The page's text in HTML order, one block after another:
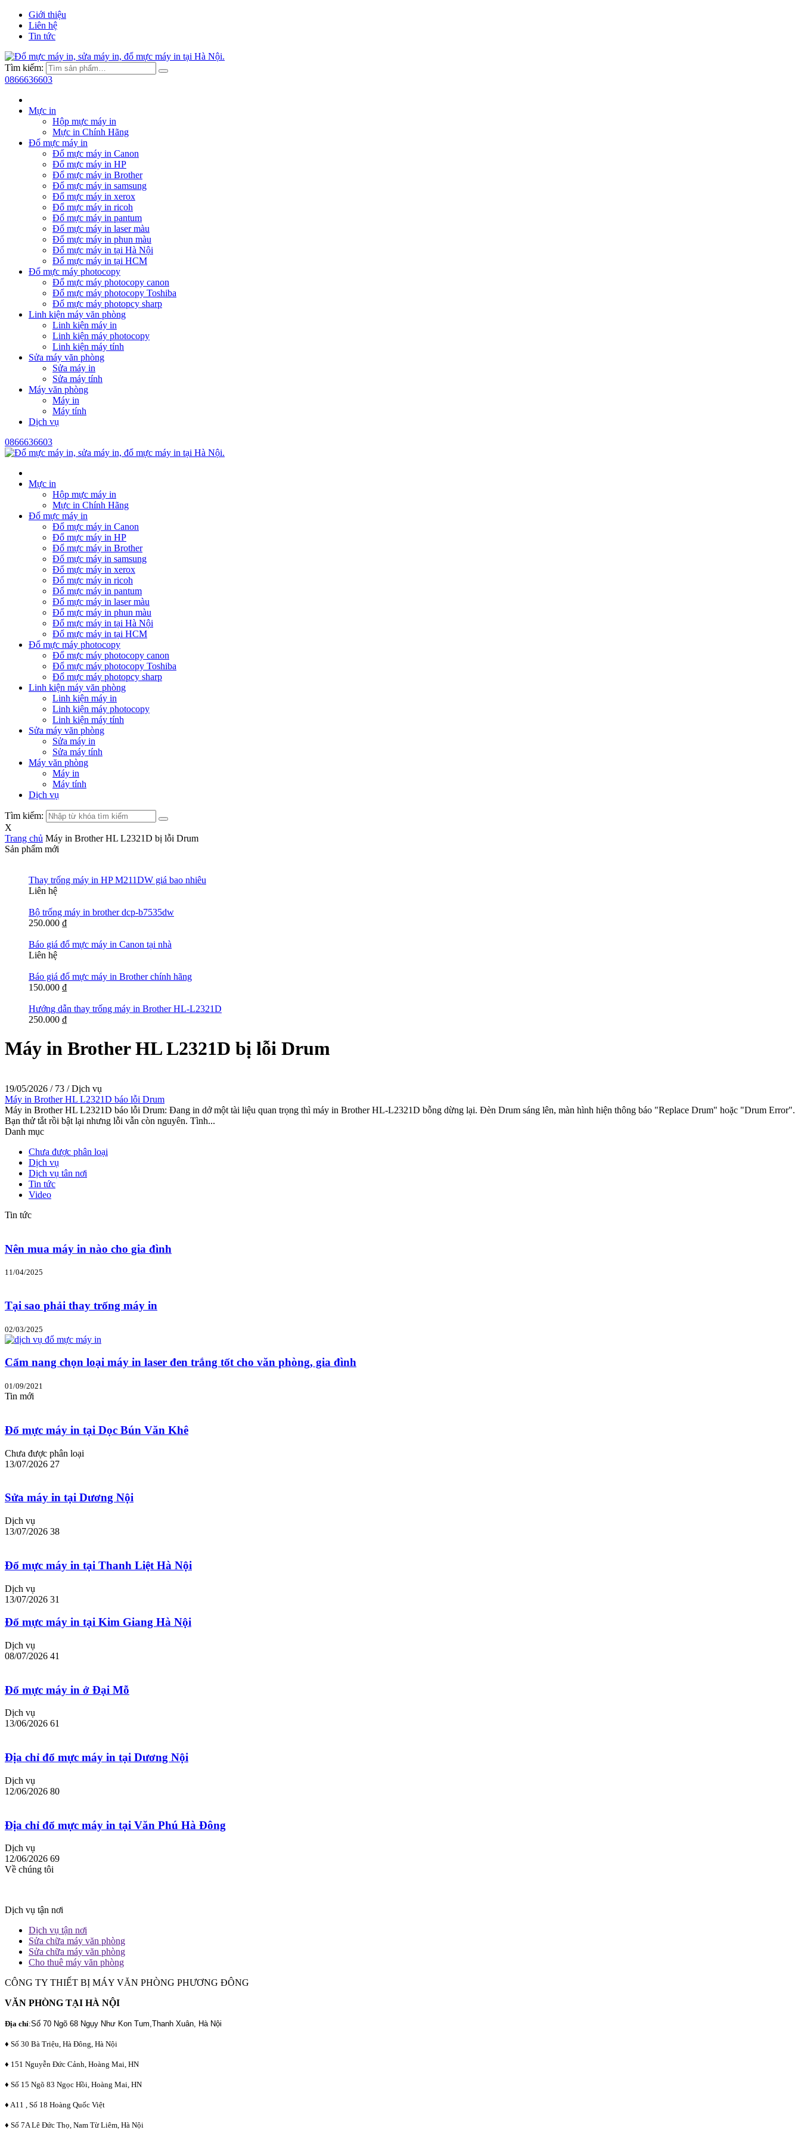
Giới thiệu
Liên hệ
Tin tức
Tìm kiếm:
0866636603
Mực in
Hộp mực máy in
Mực in Chính Hãng
Đổ mực máy in
Đổ mực máy in Canon
Đổ mực máy in HP
Đổ mực máy in Brother
Đổ mực máy in samsung
Đổ mực máy in xerox
Đổ mực máy in ricoh
Đổ mực máy in pantum
Đổ mực máy in laser màu
Đổ mực máy in phun màu
Đổ mực máy in tại Hà Nội
Đổ mực máy in tại HCM
Đổ mực máy photocopy
Đổ mực máy photocopy canon
Đổ mực máy photocopy Toshiba
Đổ mực máy photopcy sharp
Linh kiện máy văn phòng
Linh kiện máy in
Linh kiện máy photocopy
Linh kiện máy tính
Sửa máy văn phòng
Sửa máy in
Sửa máy tính
Máy văn phòng
Máy in
Máy tính
Dịch vụ
0866636603
Mực in
Hộp mực máy in
Mực in Chính Hãng
Đổ mực máy in
Đổ mực máy in Canon
Đổ mực máy in HP
Đổ mực máy in Brother
Đổ mực máy in samsung
Đổ mực máy in xerox
Đổ mực máy in ricoh
Đổ mực máy in pantum
Đổ mực máy in laser màu
Đổ mực máy in phun màu
Đổ mực máy in tại Hà Nội
Đổ mực máy in tại HCM
Đổ mực máy photocopy
Đổ mực máy photocopy canon
Đổ mực máy photocopy Toshiba
Đổ mực máy photopcy sharp
Linh kiện máy văn phòng
Linh kiện máy in
Linh kiện máy photocopy
Linh kiện máy tính
Sửa máy văn phòng
Sửa máy in
Sửa máy tính
Máy văn phòng
Máy in
Máy tính
Dịch vụ
Tìm kiếm:
X
Trang chủ Máy in Brother HL L2321D bị lỗi Drum
Sản phẩm mới
Thay trống máy in HP M211DW giá bao nhiêu
Liên hệ
Bộ trống máy in brother dcp-b7535dw
250.000 ₫
Báo giá đổ mực máy in Canon tại nhà
Liên hệ
Báo giá đổ mực máy in Brother chính hãng
150.000 ₫
Hướng dẫn thay trống máy in Brother HL-L2321D
250.000 ₫
Máy in Brother HL L2321D bị lỗi Drum
19/05/2026 / 73 /Dịch vụ
Máy in Brother HL L2321D báo lỗi Drum
Máy in Brother HL L2321D báo lỗi Drum: Đang in dở một tài liệu quan trọng thì máy in Brother HL-L2321D bỗng dừng lại. Đèn Drum sáng lên, màn hình hiện thông báo "Replace Drum" hoặc "Drum Error".
Bạn thử tắt rồi bật lại nhưng lỗi vẫn còn nguyên. Tình...
Danh mục
Chưa được phân loại
Dịch vụ
Dịch vụ tân nơi
Tin tức
Video
Tin tức
Nên mua máy in nào cho gia đình
11/04/2025
Tại sao phải thay trống máy in
02/03/2025
Cẩm nang chọn loại máy in laser đen trắng tốt cho văn phòng, gia đình
01/09/2021
Tin mới
Đổ mực máy in tại Dọc Bún Văn Khê
Chưa được phân loại
13/07/2026 27
Sửa máy in tại Dương Nội
Dịch vụ
13/07/2026 38
Đổ mực máy in tại Thanh Liệt Hà Nội
Dịch vụ
13/07/2026 31
Đổ mực máy in tại Kim Giang Hà Nội
Dịch vụ
08/07/2026 41
Đổ mực máy in ở Đại Mỗ
Dịch vụ
13/06/2026 61
Địa chỉ đổ mực máy in tại Dương Nội
Dịch vụ
12/06/2026 80
Địa chỉ đổ mực máy in tại Văn Phú Hà Đông
Dịch vụ
12/06/2026 69
Về chúng tôi
Dịch vụ tận nơi
Dịch vụ tận nơi
Sửa chữa máy văn phòng
Sửa chữa máy văn phòng
Cho thuê máy văn phòng
CÔNG TY THIẾT BỊ MÁY VĂN PHÒNG PHƯƠNG ĐÔNG
VĂN PHÒNG TẠI HÀ NỘI
Địa chỉ:Số 70 Ngõ 68 Ngụy Như Kon Tum,Thanh Xuân, Hà Nội
♦ Số 30 Bà Triệu, Hà Đông, Hà Nội
♦ 151 Nguyễn Đức Cảnh, Hoàng Mai, HN
♦ Số 15 Ngõ 83 Ngọc Hồi, Hoàng Mai, HN
♦ A11 , Số 18 Hoàng Quốc Việt
♦ Số 7A Lê Đức Thọ, Nam Từ Liêm, Hà Nội